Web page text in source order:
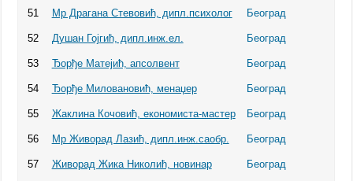
51 Мр Драгана Стевовић, дипл.психолог Београд
52 Душан Гојгић, дипл.инж.ел. Београд
53 Ђорђе Матејић, апсолвент Београд
54 Ђорђе Миловановић, менаџер Београд
55 Жаклина Кочовић, економиста-мастер Београд
56 Мр Живорад Лазић, дипл.инж.саобр. Београд
57 Живорад Жика Николић, новинар Београд